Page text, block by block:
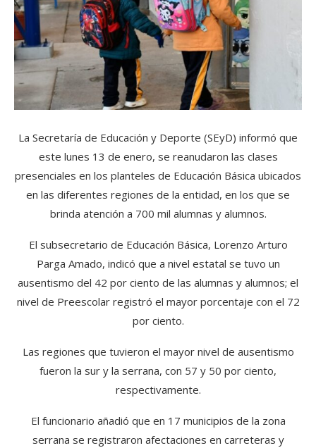
La Secretaría de Educación y Deporte (SEyD) informó que
este lunes 13 de enero, se reanudaron las clases
presenciales en los planteles de Educación Básica ubicados
en las diferentes regiones de la entidad, en los que se
brinda atención a 700 mil alumnas y alumnos.
El subsecretario de Educación Básica, Lorenzo Arturo
Parga Amado, indicó que a nivel estatal se tuvo un
ausentismo del 42 por ciento de las alumnas y alumnos; el
nivel de Preescolar registró el mayor porcentaje con el 72
por ciento.
Las regiones que tuvieron el mayor nivel de ausentismo
fueron la sur y la serrana, con 57 y 50 por ciento,
respectivamente.
El funcionario añadió que en 17 municipios de la zona
serrana se registraron afectaciones en carreteras y